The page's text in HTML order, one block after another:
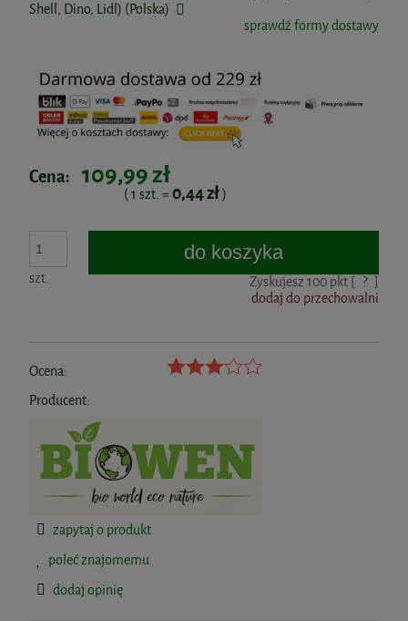
Shell, Dino, Lidl) (Polska)
sprawdź formy dostawy
Cena: 109,99 zł
( 1 szt. = 0,44 zł)
szt.
do koszyka
Zyskujesz 100pkt [ ? ]
dodaj do przechowalni
Ocena:
Producent:
zapytaj o produkt
poleć znajomemu
dodaj opinię